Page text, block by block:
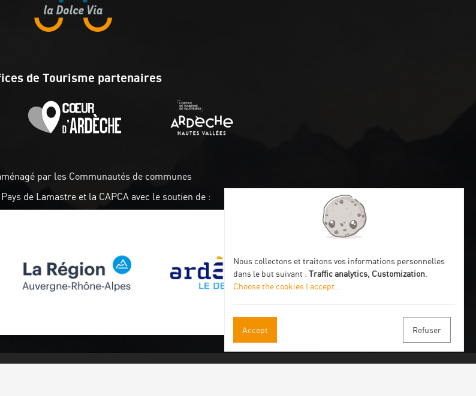
de Tourisme partenaires
par les Communautés de communes
de Lamastre et la CAPCA avec le soutien de :
Nous collectons et traitons vos informations personnelles
dans le but suivant : Traffic analytics, Customization
Choose the cookies I accept
Accept Refuser